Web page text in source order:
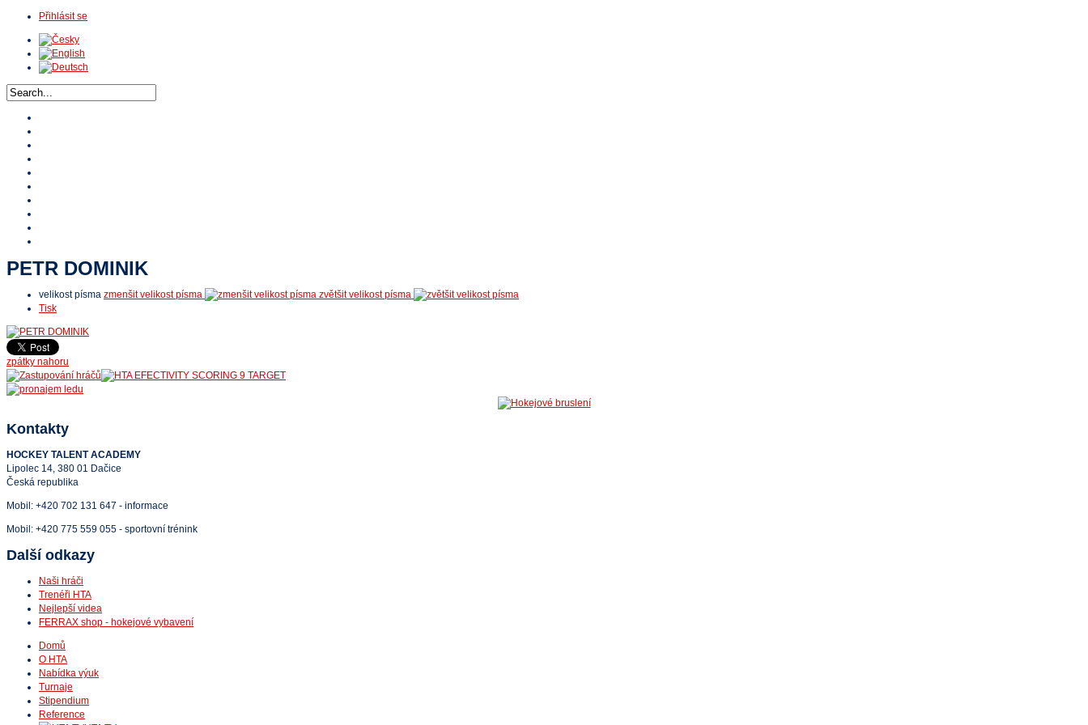
Přihlásit se
PETR DOMINIK
velikost písma zmenšit velikost písma
zvětšit velikost písma
Tisk
zpátky nahoru
Kontakty
HOCKEY TALENT ACADEMY
Lipolec 14, 380 01 Dačice
Česká republika
Mobil: +420 702 131 647 - informace
Mobil: +420 775 559 055 - sportovní trénink
Další odkazy
Naši hráči
Trenéři HTA
Nejlepší videa
FERRAX shop - hokejové vybavení
Domů
O HTA
Nabídka výuk
Turnaje
Stipendium
Reference